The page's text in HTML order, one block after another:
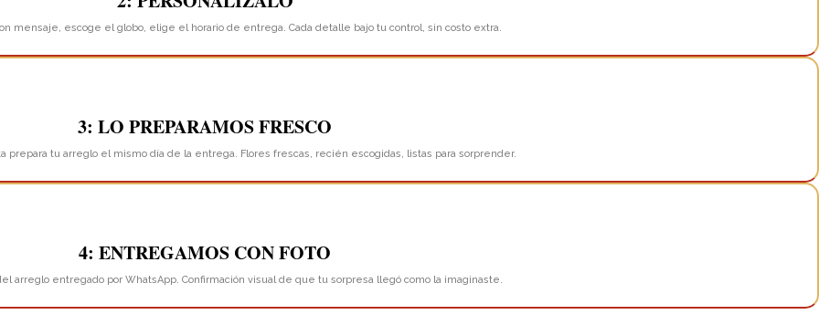
mensaje, escoge el globo, elige el horario de entrega. Cada detalle bajo tu control, sin costo extra.
3: LO PREPARAMOS FRESCO
prepara tu arreglo el mismo día de la entrega. Flores frescas, recién escogidas, listas para sorprender.
4: ENTREGAMOS CON FOTO
arreglo entregado por WhatsApp. Confirmación visual de que tu sorpresa llegó como la imaginaste.